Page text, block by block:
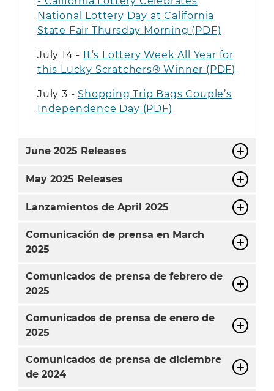
National Lottery Day at California
State Fair Thursday Morning (PDF)
July 14 - It’s Lottery Week All Year for
this Lucky Scratchers® Winner (PDF)
July 3 - Shopping Trip Bags Couple’s
Independence Day (PDF)
June 2025 Releases
May 2025 Releases
Lanzamientos de April 2025
Comunicación de prensa en March
2025
Comunicados de prensa de febrero de
2025
Comunicados de prensa de enero de
2025
Comunicados de prensa de diciembre
de 2024